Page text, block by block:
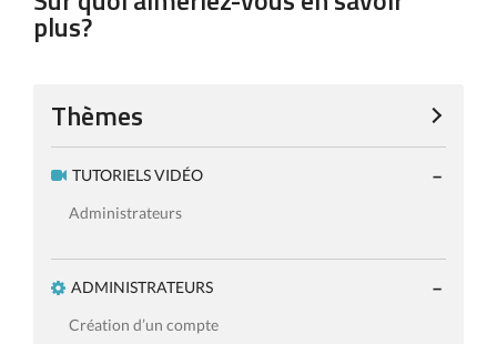
plus?
Thèmes
TUTORIELS VIDÉO
Administrateurs
ADMINISTRATEURS
Création d’un compte